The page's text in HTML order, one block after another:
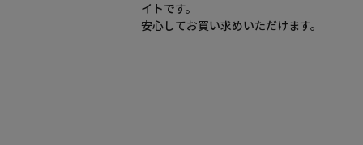
イトです。
安心してお買い求めいただけます。